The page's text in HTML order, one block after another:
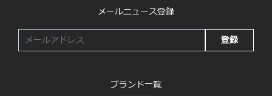
メールニュース登録
登録
ブランド一覧